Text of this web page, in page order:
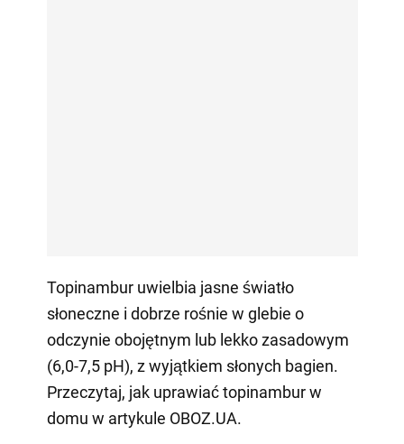
Topinambur uwielbia jasne światło
słoneczne i dobrze rośnie w glebie o
odczynie obojętnym lub lekko zasadowym
(6,0-7,5 pH), z wyjątkiem słonych bagien.
Przeczytaj, jak uprawiać topinambur w
domu w artykule OBOZ.UA.